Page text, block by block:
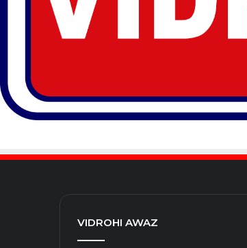
VIDROHI AWAZ